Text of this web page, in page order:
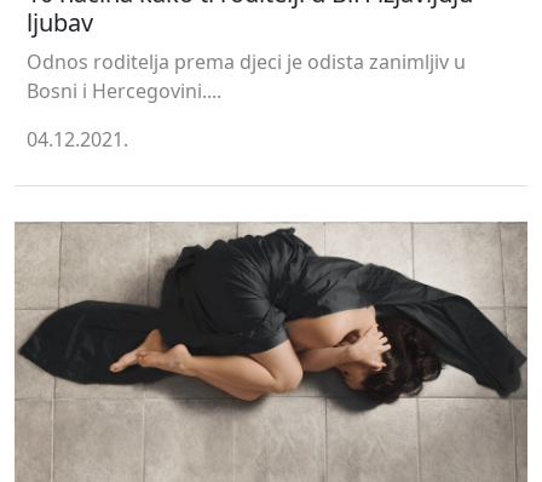
ljubav
Odnos roditelja prema djeci je odista zanimljiv u
Bosni i Hercegovini....
04.12.2021.